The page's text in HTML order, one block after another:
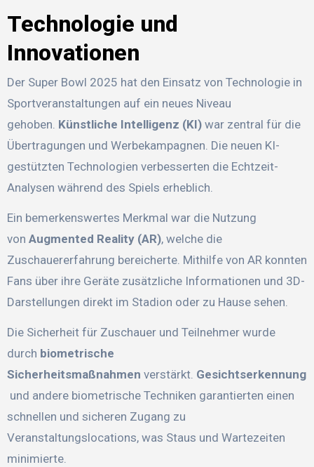
Technologie und
Innovationen
Der Super Bowl 2025 hat den Einsatz von Technologie in
Sportveranstaltungen auf ein neues Niveau
gehoben. Künstliche Intelligenz (KI)war zentral für die
Übertragungen und Werbekampagnen. Die neuen KI-
gestützten Technologien verbesserten die Echtzeit-
Analysen während des Spiels erheblich.
Ein bemerkenswertes Merkmal war die Nutzung
von Augmented Reality (AR), welche die
Zuschauererfahrung bereicherte. Mithilfe von AR konnten
Fans über ihre Geräte zusätzliche Informationen und 3D-
Darstellungen direkt im Stadion oder zu Hause sehen.
Die Sicherheit für Zuschauer und Teilnehmer wurde
durch biometrische
Sicherheitsmaßnahmen verstärkt. Gesichtserkennung
und andere biometrische Techniken garantierten einen
schnellen und sicheren Zugang zu
Veranstaltungslocations, was Staus und Wartezeiten
minimierte.